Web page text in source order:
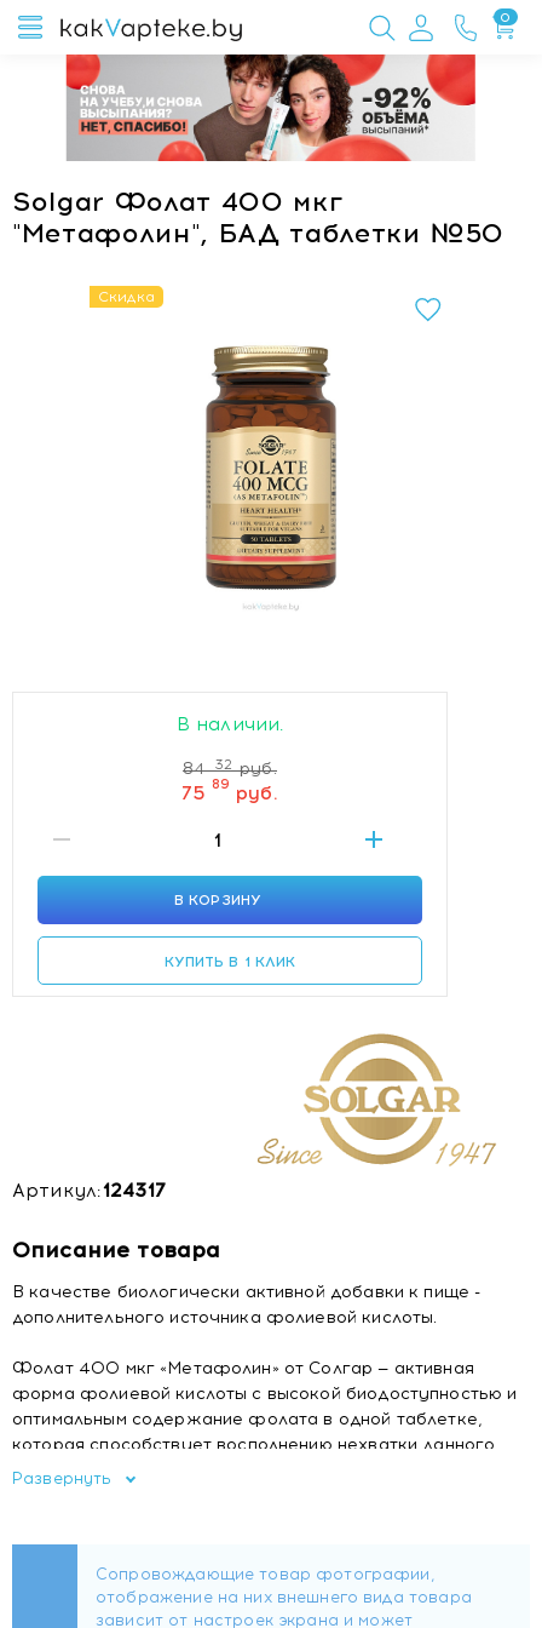
0
Solgar Фолат 400 мкг
"Метафолин", БАД таблетки №50
Скидка
В наличии.
84 32 руб.
75 89 руб.
В КОРЗИНУ
КУПИТЬ В 1 КЛИК
Артикул:124317
Описание товара
В качестве биологически активной добавки к пище -
дополнительного источника фолиевой кислоты.
Фолат 400 мкг «Метафолин» от Солгар — активная
форма фолиевой кислоты с высокой биодоступностью и
оптимальным содержание фолата в одной таблетке,
которая способствует восполнению нехватки данного
нутриента в организме.
Metafoline (гидроксипропилметилцеллюлоза (носитель),
L-метилфолат кальция), микрокристаллическая
целлюлоза (носитель), маннит (подсластитель),
стеариновая кислота (носитель), диоксид кремния
Развернуть